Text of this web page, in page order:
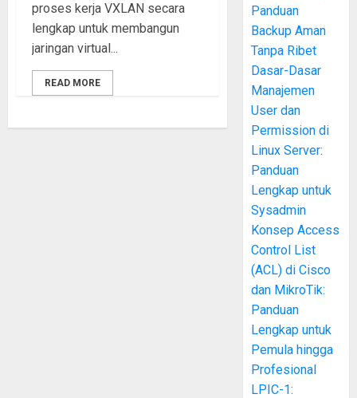
proses kerja VXLAN secara
lengkap untuk membangun
jaringan virtual...
READ MORE
Panduan
Backup Aman
Tanpa Ribet
Dasar-Dasar
Manajemen
User dan
Permission di
Linux Server:
Panduan
Lengkap untuk
Sysadmin
Konsep Access
Control List
(ACL) di Cisco
dan MikroTik:
Panduan
Lengkap untuk
Pemula hingga
Profesional
LPIC-1: